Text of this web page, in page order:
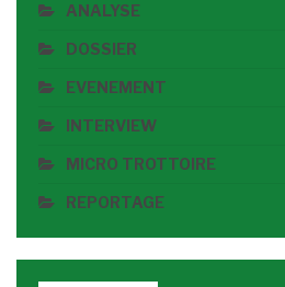
ANALYSE
DOSSIER
EVENEMENT
INTERVIEW
MICRO TROTTOIRE
REPORTAGE